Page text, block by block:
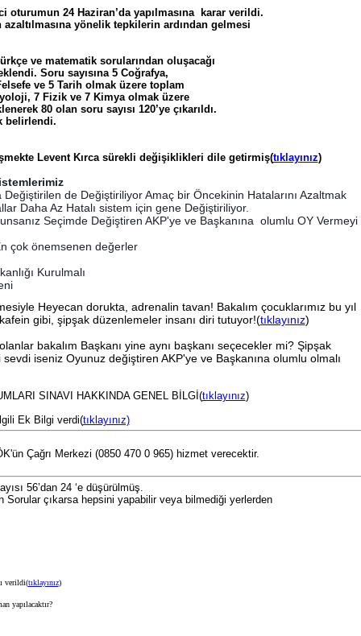
24 Haziran’da yapılmasına karar verildi.
yönelik tepkilerin ardından gelmesi
ve matematik sorularından oluşacağı
Soru sayısına 5 Coğrafya,
ve 5 Tarih olmak üzere toplam
7 Fizik ve 7 Kimya olmak üzere
80 olan soru sayısı 120’ye çıkarıldı.
belirlendi.
Levent Kırca sürekli değişiklikleri dile getirmiş(tıklayınız)
de Değiştiriliyor Amaç bir Öncekinin Hatalarını Azaltmak
Daha Az Hatalı sistem için gene Değiştiriliyor.
Seçimde Değiştiren AKP'ye ve Başkanına olumlu OY Vermeyi
çok önemsenen değerler
Kurulmalı
Heyecan dorukta, adrenalin tavan! Bakalım çocuklarımız bu yıl
gibi, şipşak düzenlemeler insanı diri tutuyor!(tıklayınız)
bakalım Başkanı yine aynı başkanı seçecekler mi? Şipşak
iseniz Oyunuz değiştiren AKP'ye ve Başkanına olumlu olmalı
SINAVI HAKKINDA GENEL BİLGİ(tıklayınız)
Ek Bilgi verdi(tıklayınız)
Çağrı Merkezi (0850 470 0 965) hizmet verecektir.
56’dan 24 ‘e düşürülmüş.
Sorular çıkarsa hepsini yapabilir veya bilmediği yerlerden
verildi(tıklayınız)
yapılacaktır?